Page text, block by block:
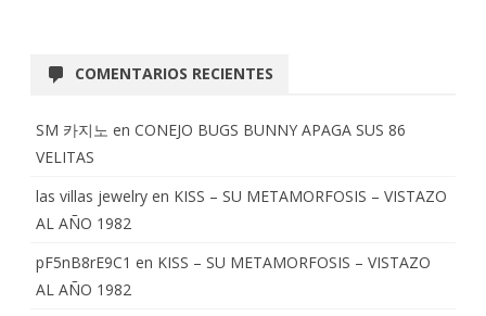
COMENTARIOS RECIENTES
SM 카지노 en CONEJO BUGS BUNNY APAGA SUS 86
VELITAS
las villas jewelry en KISS – SU METAMORFOSIS – VISTAZO
AL AÑO 1982
pF5nB8rE9C1 en KISS – SU METAMORFOSIS – VISTAZO
AL AÑO 1982